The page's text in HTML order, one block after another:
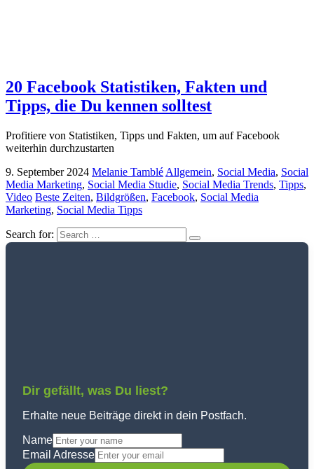
20 Facebook Statistiken, Fakten und
Tipps, die Du kennen solltest
Profitiere von Statistiken, Tipps und Fakten, um auf Facebook
weiterhin durchzustarten
9. September 2024 Melanie Tamblé Allgemein, Social Media, Social
Media Marketing, Social Media Studie, Social Media Trends, Tipps,
Video Beste Zeiten, Bildgrößen, Facebook, Social Media
Marketing, Social Media Tipps
Search for:
Dir gefällt, was Du liest?
Erhalte neue Beiträge direkt in dein Postfach.
Name
Email Adresse